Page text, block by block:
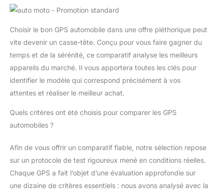
Choisir le bon GPS automobile dans une offre pléthorique peut
vite devenir un casse-tête. Conçu pour vous faire gagner du
temps et de la sérénité, ce comparatif analyse les meilleurs
appareils du marché. Il vous apportera toutes les clés pour
identifier le modèle qui correspond précisément à vos
attentes et réaliser le meilleur achat.
Quels critères ont été choisis pour comparer les GPS
automobiles ?
Afin de vous offrir un comparatif fiable, notre sélection repose
sur un protocole de test rigoureux mené en conditions réelles.
Chaque GPS a fait l’objet d’une évaluation approfondie sur
une dizaine de critères essentiels : nous avons analysé avec la